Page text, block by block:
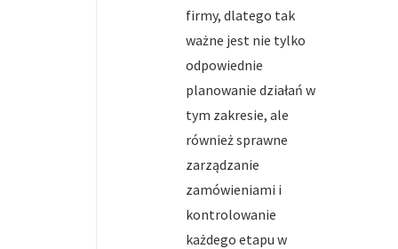
firmy, dlatego tak
ważne jest nie tylko
odpowiednie
planowanie działań w
tym zakresie, ale
również sprawne
zarządzanie
zamówieniami i
kontrolowanie
każdego etapu w